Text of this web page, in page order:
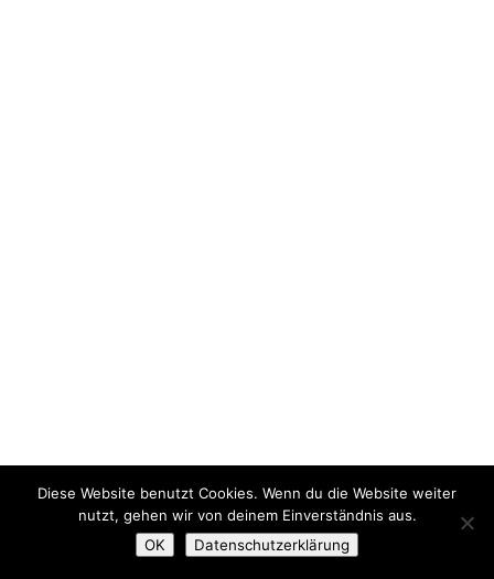
Diese Website benutzt Cookies. Wenn du die Website weiter
nutzt, gehen wir von deinem Einverständnis aus.
OK
Datenschutzerklärung